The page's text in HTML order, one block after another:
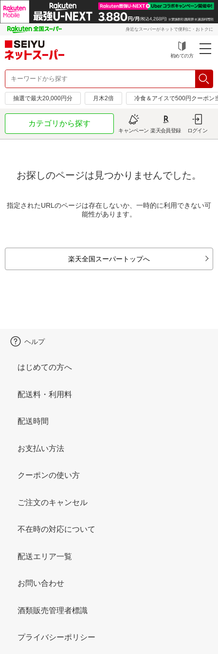
身近なスーパーがネットで便利に・おトクに
初めての方
抽選で最大20,000円分 月木2倍 冷食＆アイスで500円クーポン
カテゴリから探す
キャンペーン 楽天会員登録 ログイン
お探しのページは見つかりませんでした。
指定されたURLのページは存在しないか、一時的に利用できない可
能性があります。
楽天全国スーパートップへ
ヘルプ
はじめての方へ
配送料・利用料
配送時間
お支払い方法
クーポンの使い方
ご注文のキャンセル
不在時の対応について
配送エリア一覧
お問い合わせ
酒類販売管理者標識
プライバシーポリシー